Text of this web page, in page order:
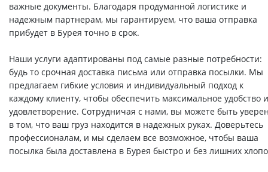
важные документы. Благодаря продуманной логистике и
надежным партнерам, мы гарантируем, что ваша отправка
прибудет в Бурея точно в срок.
Наши услуги адаптированы под самые разные потребности:
будь то срочная доставка письма или отправка посылки. Мы
предлагаем гибкие условия и индивидуальный подход к
каждому клиенту, чтобы обеспечить максимальное удобство и
удовлетворение. Сотрудничая с нами, вы можете быть
в том, что ваш груз находится в надежных руках. Доверьтесь
профессионалам, и мы сделаем все возможное, чтобы ваша
посылка была доставлена в Бурея быстро и без лишних